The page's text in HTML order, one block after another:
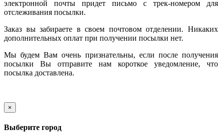
электронной почты придет письмо с трек-номером для
отслеживания посылки.
Заказ вы забираете в своем почтовом отделении. Никаких
дополнительных оплат при получении посылки нет.
Мы будем Вам очень признательны, если после получения
посылки Вы отправите нам короткое уведомление, что
посылка доставлена.
×
Выберите город